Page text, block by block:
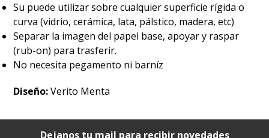
Su puede utilizar sobre cualquier superficie rígida o
curva (vidrio, cerámica, lata, pálstico, madera, etc)
Separar la imagen del papel base, apoyar y raspar
(rub-on) para trasferir.
No necesita pegamento ni barníz
Diseño:Verito Menta
Dejanos tu mail para recibir novedades